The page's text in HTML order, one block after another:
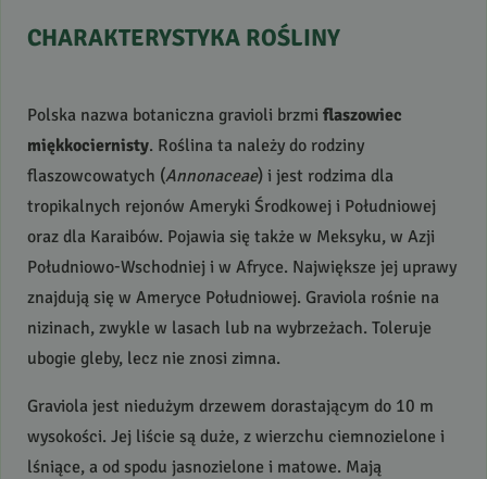
CHARAKTERYSTYKA ROŚLINY
Polska nazwa botaniczna gravioli brzmi flaszowiec
miękkociernisty. Roślina ta należy do rodziny
flaszowcowatych (Annonaceae) i jest rodzima dla
tropikalnych rejonów Ameryki Środkowej i Południowej
oraz dla Karaibów. Pojawia się także w Meksyku, w Azji
Południowo-Wschodniej i w Afryce. Największe jej uprawy
znajdują się w Ameryce Południowej. Graviola rośnie na
nizinach, zwykle w lasach lub na wybrzeżach. Toleruje
ubogie gleby, lecz nie znosi zimna.
Graviola jest niedużym drzewem dorastającym do 10 m
wysokości. Jej liście są duże, z wierzchu ciemnozielone i
lśniące, a od spodu jasnozielone i matowe. Mają